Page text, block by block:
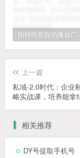
闹钟托管自动
上一篇
私域-2.0时代：企业
略实战课，培养能拿
相关推荐
DY号提取手机号